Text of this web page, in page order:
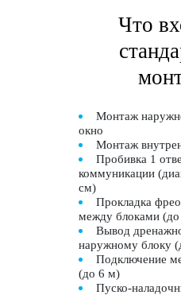
Что
Монтаж
окно
Монтаж
Пробивка 1
коммуникации
см)
Прокладка
между блоками
Вывод
наружному блоку
Подключение
(до 6 м)
Пуско-